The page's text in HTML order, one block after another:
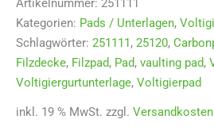
Artikelnummer: 251111
Kategorien: Pads / Unterlagen,
Schlagwörter: 251111, 25120,
Filzdecke, Filzpad, Pad, vaulting pad,
Voltigiergurtunterlage, Voltigierpad
inkl. 19 % MwSt. zzgl. Versandkosten